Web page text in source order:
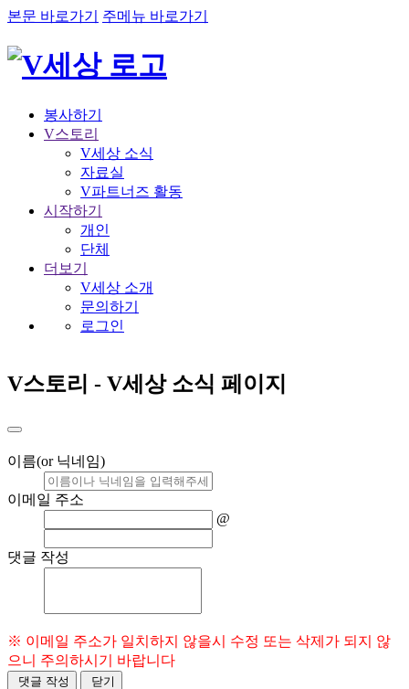
본문 바로가기 주메뉴 바로가기
봉사하기
V스토리
V세상 소식
자료실
V파트너즈 활동
시작하기
개인
단체
더보기
V세상 소개
문의하기
로그인
V스토리 - V세상 소식 페이지
이름(or 닉네임)
이메일 주소
@
댓글 작성
※ 이메일 주소가 일치하지 않을시 수정 또는 삭제가 되지 않
으니 주의하시기 바랍니다
댓글 작성 닫기